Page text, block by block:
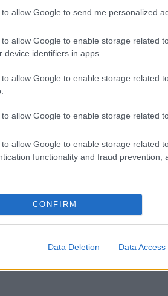
to allow Google to send me personalized
to allow Google to enable storage related
device identifiers in apps.
to allow Google to enable storage related
to allow Google to enable storage related
to allow Google to enable storage related
functionality and fraud prevention,
CONFIRM
Data Deletion Data Access